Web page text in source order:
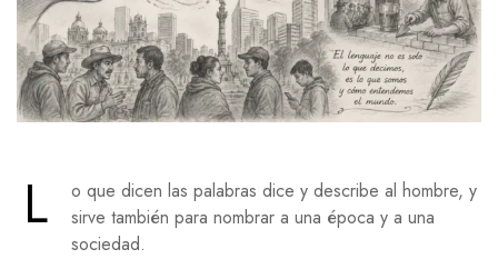
L
o que dicen las palabras dice y describe al hombre, y
sirve también para nombrar a una época y a una
sociedad.